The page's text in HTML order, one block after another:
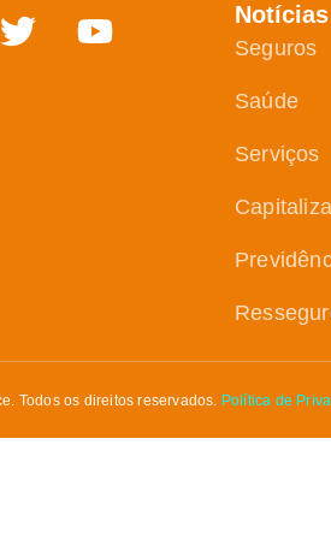
Notícias
Seguros
Saúde
Serviços
Todos os direitos reservados. Política de